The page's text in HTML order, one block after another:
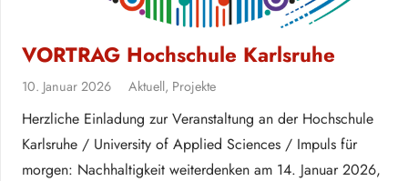
VORTRAG Hochschule Karlsruhe
10. Januar 2026 Aktuell, Projekte
Herzliche Einladung zur Veranstaltung an der Hochschule
Karlsruhe / University of Applied Sciences / Impuls für
morgen: Nachhaltigkeit weiterdenken am 14. Januar 2026,